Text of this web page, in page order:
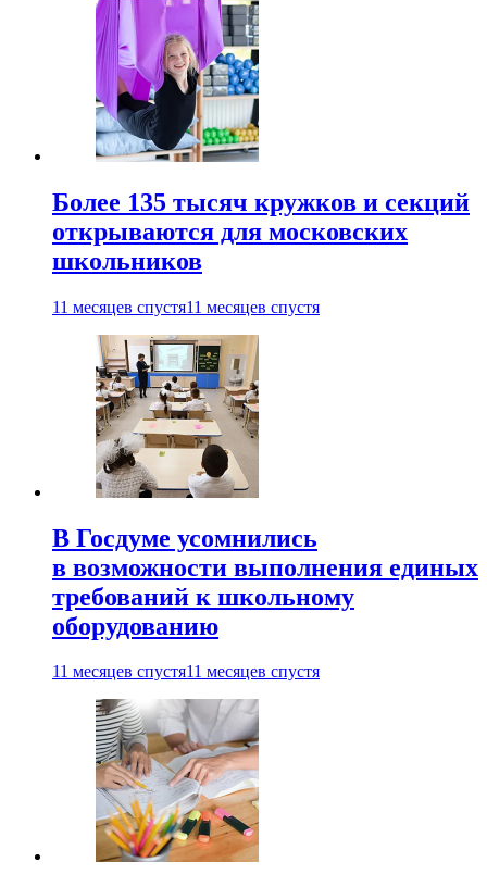
Более 135 тысяч кружков и секций
открываются для московских
школьников
11 месяцев спустя11 месяцев спустя
В Госдуме усомнились
в возможности выполнения единых
требований к школьному
оборудованию
11 месяцев спустя11 месяцев спустя